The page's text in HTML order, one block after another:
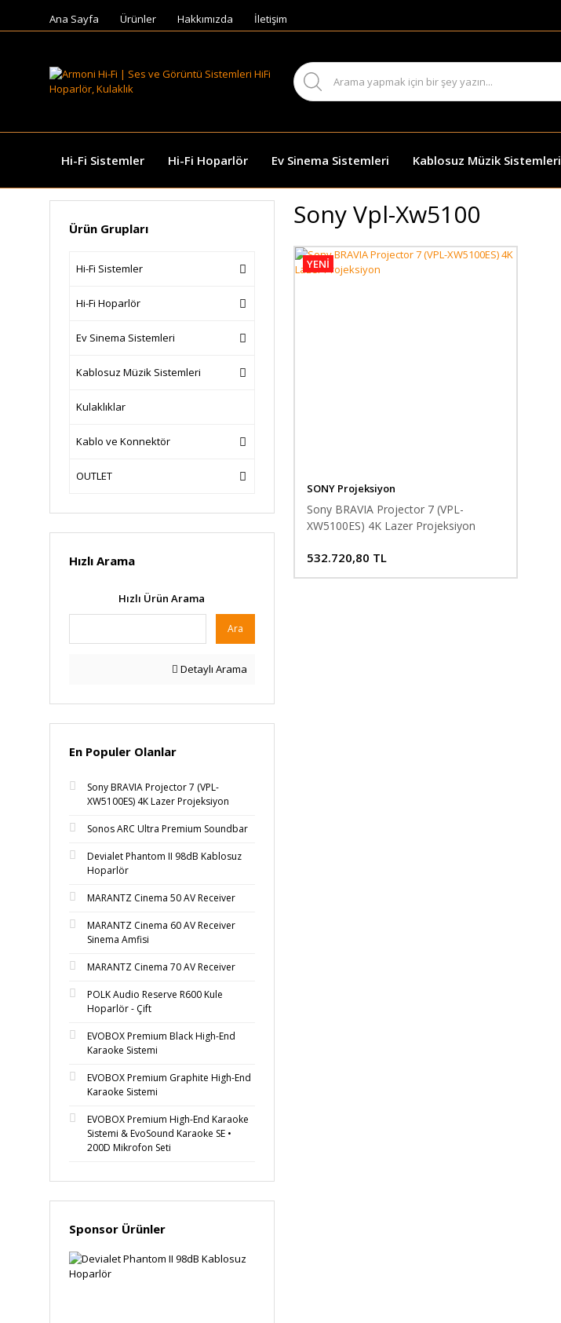
Ana Sayfa Ürünler Hakkımızda İletişim
Hi-Fi Sistemler Hi-Fi Hoparlör Ev Sinema Sistemleri Kablosuz Müzik Sistemleri
Ürün Grupları
Hi-Fi Sistemler
Hi-Fi Hoparlör
Ev Sinema Sistemleri
Kablosuz Müzik Sistemleri
Kulaklıklar
Kablo ve Konnektör
OUTLET
Hızlı Arama
Hızlı Ürün Arama
Ara
Detaylı Arama
En Populer Olanlar
Sony BRAVIA Projector 7 (VPL-
XW5100ES) 4K Lazer Projeksiyon
Sonos ARC Ultra Premium Soundbar
Devialet Phantom II 98dB Kablosuz
Hoparlör
MARANTZ Cinema 50 AV Receiver
MARANTZ Cinema 60 AV Receiver
Sinema Amfisi
MARANTZ Cinema 70 AV Receiver
POLK Audio Reserve R600 Kule
Hoparlör - Çift
EVOBOX Premium Black High-End
Karaoke Sistemi
EVOBOX Premium Graphite High-End
Karaoke Sistemi
EVOBOX Premium High-End Karaoke
Sistemi & EvoSound Karaoke SE •
200D Mikrofon Seti
Sponsor Ürünler
Sony Vpl-Xw5100
YENİ
SONY Projeksiyon
Sony BRAVIA Projector 7 (VPL-
XW5100ES) 4K Lazer Projeksiyon
532.720,80 TL